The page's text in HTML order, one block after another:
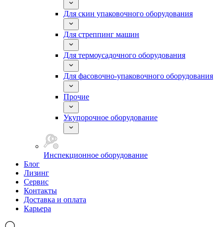
Для скин упаковочного оборудования
Для стреппинг машин
Для термоусадочного оборудования
Для фасовочно-упаковочного оборудования
Прочие
Укупорочное оборудование
Инспекционное оборудование
Блог
Лизинг
Сервис
Контакты
Доставка и оплата
Карьера